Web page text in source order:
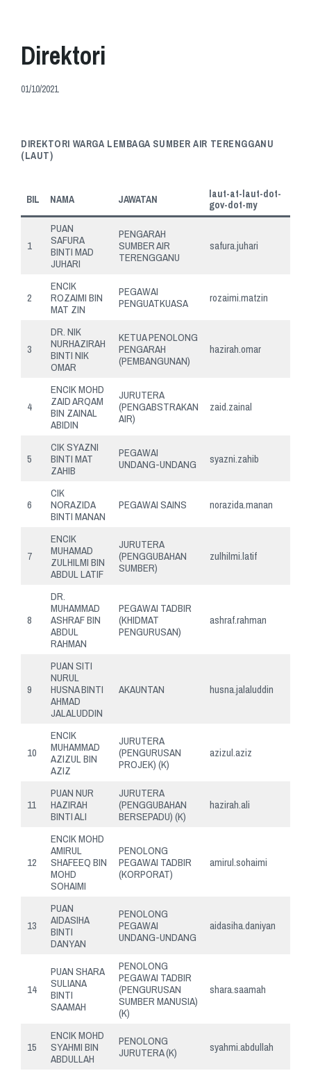
Direktori
01/10/2021
DIREKTORI WARGA LEMBAGA SUMBER AIR TERENGGANU
(LAUT)
BIL NAMA JAWATAN
laut-at-laut-dot-
gov-dot-my
1
PUAN
SAFURA
BINTI MAD
JUHARI
PENGARAH
SUMBER AIR
TERENGGANU
safura.juhari
2
ENCIK
ROZAIMI BIN
MAT ZIN
PEGAWAI
PENGUATKUASA
rozaimi.matzin
3
DR. NIK
NURHAZIRAH
BINTI NIK
OMAR
KETUA PENOLONG
PENGARAH
(PEMBANGUNAN)
hazirah.omar
4
ENCIK MOHD
ZAID ARQAM
BIN ZAINAL
ABIDIN
JURUTERA
(PENGABSTRAKAN
AIR)
zaid.zainal
5
CIK SYAZNI
BINTI MAT
ZAHIB
PEGAWAI
UNDANG-UNDANG
syazni.zahib
6
CIK
NORAZIDA
BINTI MANAN
PEGAWAI SAINS norazida.manan
7
ENCIK
MUHAMAD
ZULHILMI BIN
ABDUL LATIF
JURUTERA
(PENGGUBAHAN
SUMBER)
zulhilmi.latif
8
DR.
MUHAMMAD
ASHRAF BIN
ABDUL
RAHMAN
PEGAWAI TADBIR
(KHIDMAT
PENGURUSAN)
ashraf.rahman
9
PUAN SITI
NURUL
HUSNA BINTI
AHMAD
JALALUDDIN
AKAUNTAN husna.jalaluddin
10
ENCIK
MUHAMMAD
AZIZUL BIN
AZIZ
JURUTERA
(PENGURUSAN
PROJEK) (K)
azizul.aziz
11
PUAN NUR
HAZIRAH
BINTI ALI
JURUTERA
(PENGGUBAHAN
BERSEPADU) (K)
hazirah.ali
12
ENCIK MOHD
AMIRUL
SHAFEEQ BIN
MOHD
SOHAIMI
PENOLONG
PEGAWAI TADBIR
(KORPORAT)
amirul.sohaimi
13
PUAN
AIDASIHA
BINTI
DANYAN
PENOLONG
PEGAWAI
UNDANG-UNDANG
aidasiha.daniyan
14
PUAN SHARA
SULIANA
BINTI
SAAMAH
PENOLONG
PEGAWAI TADBIR
(PENGURUSAN
SUMBER MANUSIA)
(K)
shara.saamah
15
ENCIK MOHD
SYAHMI BIN
ABDULLAH
PENOLONG
JURUTERA (K)
syahmi.abdullah